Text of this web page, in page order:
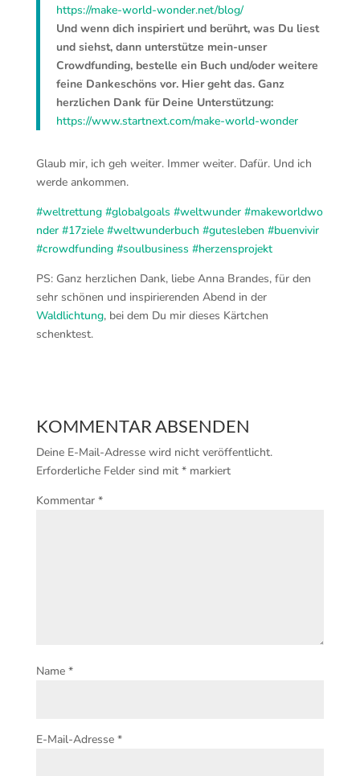
https://make-world-wonder.net/blog/
Und wenn dich inspiriert und berührt, was Du liest
und siehst, dann unterstütze mein-unser
Crowdfunding, bestelle ein Buch und/oder weitere
feine Dankeschöns vor. Hier geht das. Ganz
herzlichen Dank für Deine Unterstützung:
https://www.startnext.com/make-world-wonder
Glaub mir, ich geh weiter. Immer weiter. Dafür. Und ich
werde ankommen.
#weltrettung #globalgoals #weltwunder #makeworldwo
nder #17ziele #weltwunderbuch #gutesleben #buenvivir
#crowdfunding #soulbusiness #herzensprojekt
PS: Ganz herzlichen Dank, liebe Anna Brandes, für den
sehr schönen und inspirierenden Abend in der
Waldlichtung, bei dem Du mir dieses Kärtchen
schenktest.
KOMMENTAR ABSENDEN
Deine E-Mail-Adresse wird nicht veröffentlicht.
Erforderliche Felder sind mit *markiert
Kommentar *
Name *
E-Mail-Adresse *